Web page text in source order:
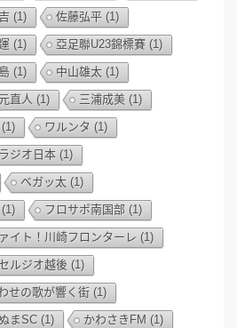
(1) 佐藤弘平 (1)
(1) 亞足聯U23錦標賽 (1)
(1) 中山雄太 (1)
直人 (1) 三浦成美 (1)
(1) ワルンタ (1)
ラジオ日本 (1)
ベガッ太 (1)
(1) フロサポ南国部 (1)
イト！川崎フロンターレ (1)
セルジオ越後 (1)
せの歌が響く街 (1)
まSC (1) かわさきFM (1)